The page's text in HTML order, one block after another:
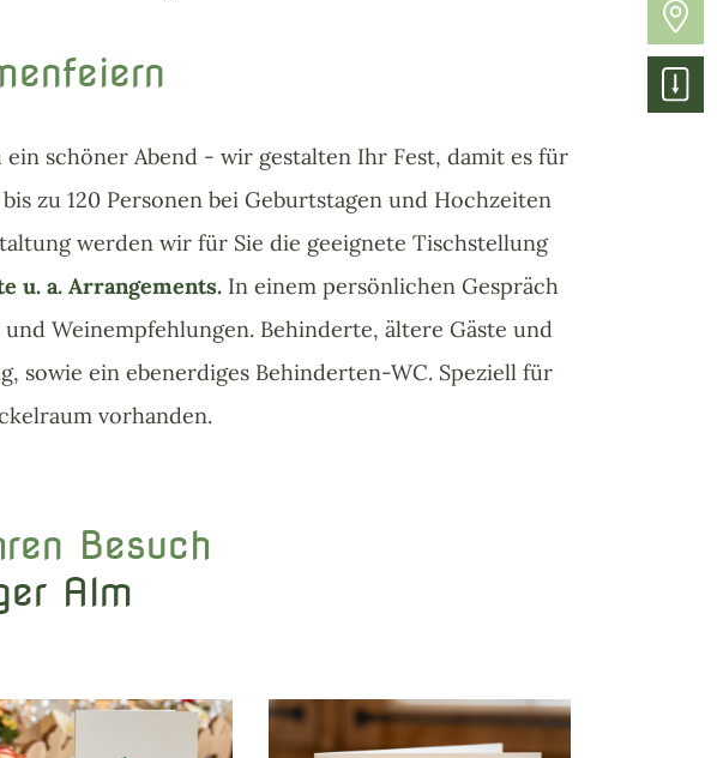
schöner Abend - wir gestalten Ihr Fest, damit es für
zu 120 Personen bei Geburtstagen und Hochzeiten
werden wir für Sie die geeignete Tischstellung
u. a. Arrangements. In einem persönlichen Gespräch
Weinempfehlungen. Behinderte, ältere Gäste und
sowie ein ebenerdiges Behinderten-WC. Speziell für
vorhanden.
Besuch
Alm